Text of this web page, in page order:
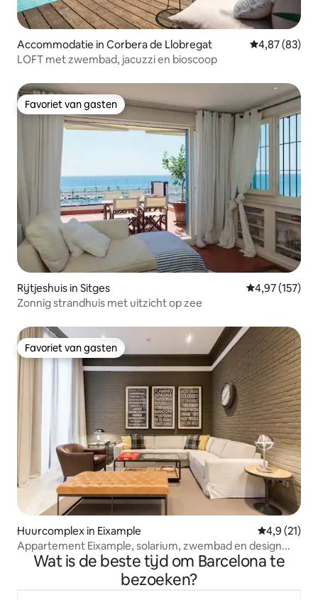
Accommodatie in Corbera de Llobregat Gemiddelde
4,87 (83)
LOFT met zwembad, jacuzzi en bioscoop
Favoriet van gasten
Favoriet van gasten
Rijtjeshuis in Sitges Gemiddelde
4,97 (157)
Zonnig strandhuis met uitzicht op zee
Favoriet van gasten
Favoriet van gasten
Huurcomplex in Eixample
4,9 (21)
Appartement Eixample, solarium, zwembad en design...
Wat is de beste tijd om Barcelona te
bezoeken?